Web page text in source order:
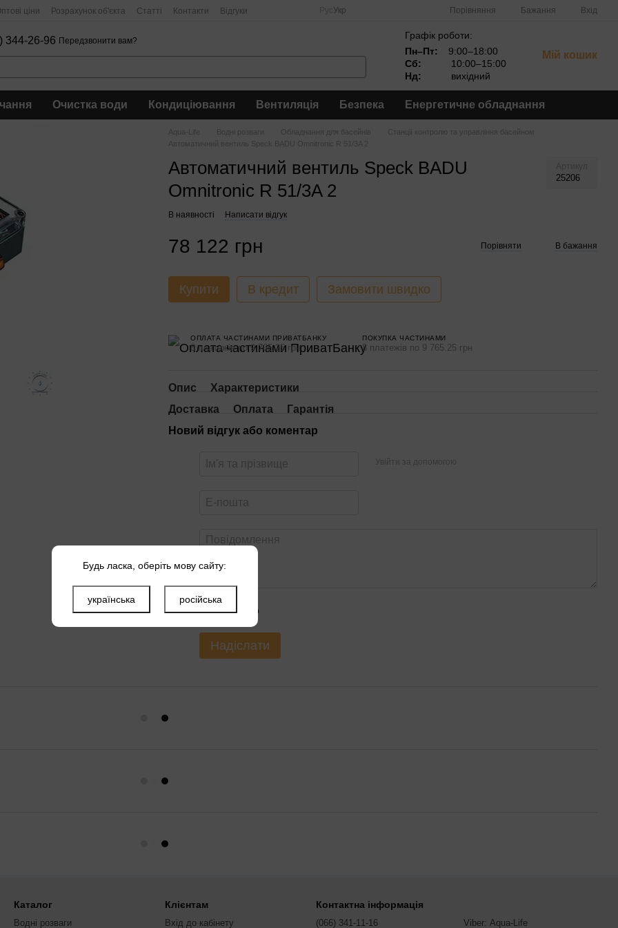
ціни Розрахунок об'єкта Статті Контакти Відгуки Укр Порівняння Бажання Вхід
344-26-96 Передзвонити вам?
Графік роботи:
Пн–Пт:
9:00–18:00
Сб:
10:00–15:00
Нд:
вихідний
Мій кошик
Очистка води Кондиціювання Вентиляція Безпека Енергетичне обладнання
Aqua-Life Водні розваги Обладнання для басейнів
Станції контролю та управління басейном
Автоматичний вентиль Speck BADU Omnitronic R 51/3A 2
Автоматичний вентиль Speck BADU
Omnitronic R 51/3A 2
25206
В наявності Написати відгук
78 122 грн Порівняти В бажання
Купити В кредит Замовити швидко
ОПЛАТА ЧАСТИНАМИ ПРИВАТБАНКУ
8 платежів по 9 765.25 грн
ПОКУПКА ЧАСТИНАМИ
8 платежів по 9 765.25 грн
Опис
Характеристики
Доставка
Оплата
Гарантія
Новий відгук або коментар
Увійти за допомогою
Оцініть товар
Надіслати
Каталог
Водні розваги
Клієнтам
Вхід до кабінету
Контактна інформація
(066) 341-11-16 Viber: Aqua-Life
Будь ласка, оберіть мову сайту:
українська російська